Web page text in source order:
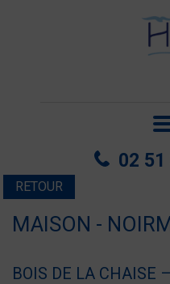
02 51
RETOUR
MAISON -
BOIS DE LA CHAISE